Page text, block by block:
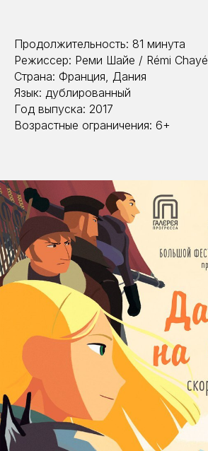
Продолжительность: 81 минута
Режиссер: Реми Шайе / Rémi Chayé
Страна: Франция, Дания
Язык: дублированный
Год выпуска: 2017
Возрастные ограничения: 6+